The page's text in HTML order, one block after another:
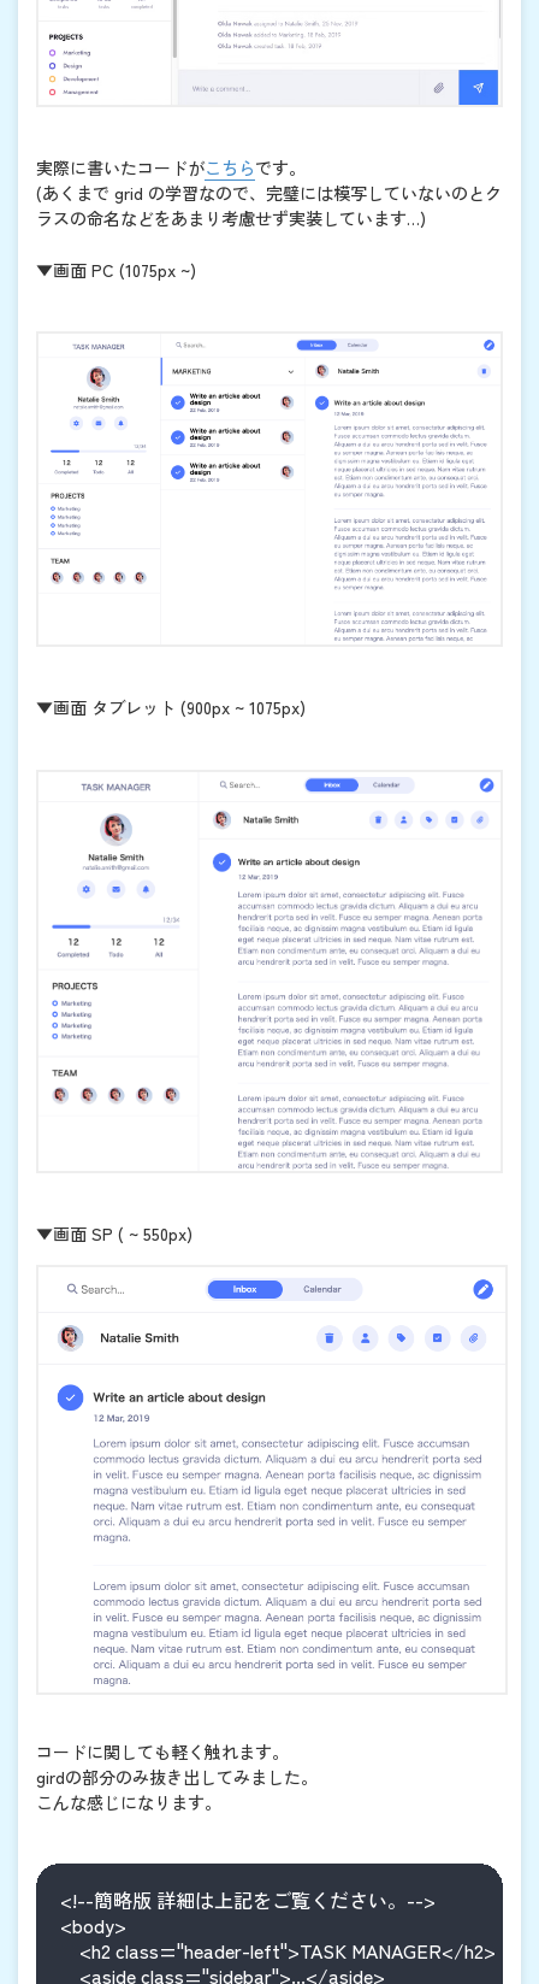
実際に書いたコードがこちらです。
(あくまで grid の学習なので、完璧には模写していないのとク
ラスの命名などをあまり考慮せず実装しています…)
▼画面 PC (1075px ~)
▼画面 タブレット (900px ~ 1075px)
▼画面 SP ( ~ 550px)
コードに関しても軽く触れます。
girdの部分のみ抜き出してみました。
こんな感じになります。
<!--簡略版 詳細は上記をご覧ください。-->
<body>
    <h2 class="header-left">TASK MANAGER</h2>
    <aside class="sidebar">...</aside>